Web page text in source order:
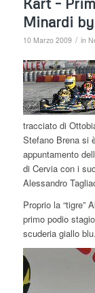
Minardi
10 Marzo 2009 / in
tracciato di
Stefano Brena si
appuntamento
di Cervia con i
Alessandro
Proprio la “tigre”
primo podio
scuderia giallo blu.